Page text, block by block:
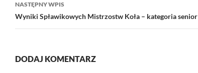
NASTĘPNY WPIS
Wyniki Spławikowych Mistrzostw Koła – kategoria senior
DODAJ KOMENTARZ